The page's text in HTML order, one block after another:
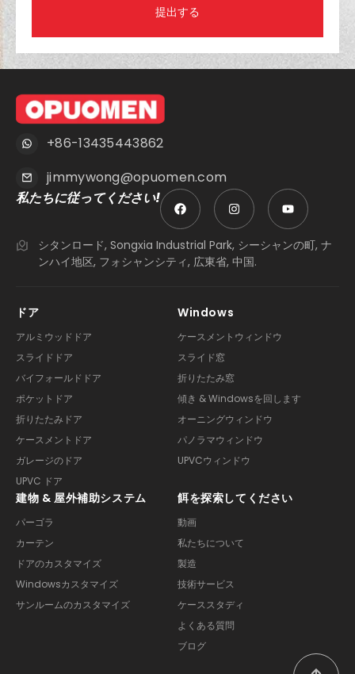
提出する
+86-13435443862
jimmywong@opuomen.com
私たちに従ってください!
シタンロード, Songxia Industrial Park, シーシャンの町, ナ
ンハイ地区, フォシャンシティ, 広東省, 中国.
ドア
アルミウッドドア
スライドドア
バイフォールドドア
ポケットドア
折りたたみドア
ケースメントドア
ガレージのドア
UPVC ドア
Windows
ケースメントウィンドウ
スライド窓
折りたたみ窓
傾き & Windowsを回します
オーニングウィンドウ
パノラマウィンドウ
UPVCウィンドウ
建物 & 屋外補助システム
パーゴラ
カーテン
ドアのカスタマイズ
Windowsカスタマイズ
サンルームのカスタマイズ
餌を探索してください
動画
私たちについて
製造
技術サービス
ケーススタディ
よくある質問
ブログ